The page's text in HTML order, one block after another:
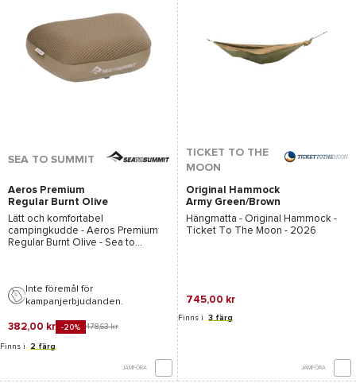
SEA TO SUMMIT
Aeros Premium
Regular Burnt Olive
Lätt och komfortabel
campingkudde - Aeros Premium
Regular Burnt Olive - Sea to
Inte föremål för
kampanjerbjudanden.
382,00 kr -20% 478,63 kr
Finns i 2 färg
JÄMFÖRA
TICKET TO THE
MOON
Original Hammock
Army Green/Brown
Hängmatta - Original Hammock -
Ticket To The Moon - 2026
745,00 kr
Finns i 3 färg
JÄMFÖRA